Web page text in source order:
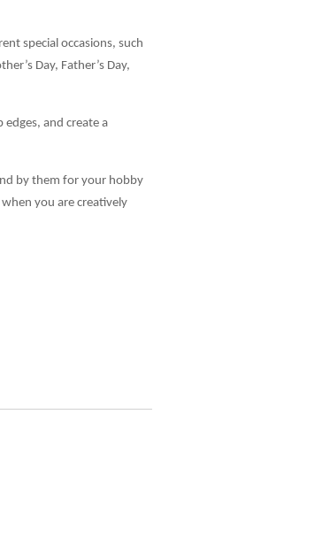
special occasions, such
Day, Father’s Day,
and create a
by them for your hobby
you are creatively